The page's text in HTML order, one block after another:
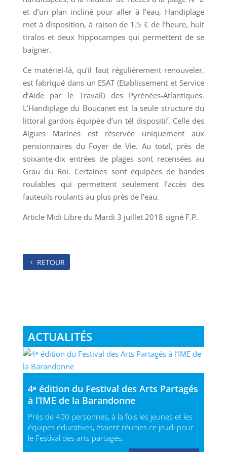
et d’un plan incliné pour aller à l’eau, Handiplage
met à disposition, à raison de 1.5 € de l’heure, huit
tiralos et deux hippocampes qui permettent de se
baigner.
Ce matériel-là, qu’il faut régulièrement renouveler,
est fabriqué dans un ESAT (Etablissement et Service
d’Aide par le Travail) des Pyrénées-Atlantiques.
L’Handiplage du Boucanet est la seule structure du
littoral gardois équipée d’un tél dispositif. Celle des
Aigues Marines est réservée uniquement aux
pensionnaires du Foyer de Vie. Au total, près de
soixante-dix entrées de plages sont recensées au
Grau du Roi. Certaines sont équipées de bandes
roulables qui permettent seulement l’accès des
fauteuils roulants au plus près de l’eau.
Article Midi Libre du Mardi 3 juillet 2018 signé F.P.
RETOUR
ACTUALITÉS
4ᵉ édition du Festival des Arts Partagés
à l’IME de la Barandonne
Près de 400 personnes, à la fois les jeunes et les
équipes éducatives, étaient réunies ce jeudi pour
le Festival des arts partagés.